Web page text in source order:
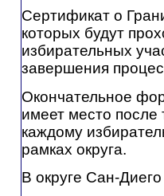
Сертификат о
которых будут
избирательных
завершения
Окончательное
имеет место после
каждому
рамках округа.
В округе Сан-